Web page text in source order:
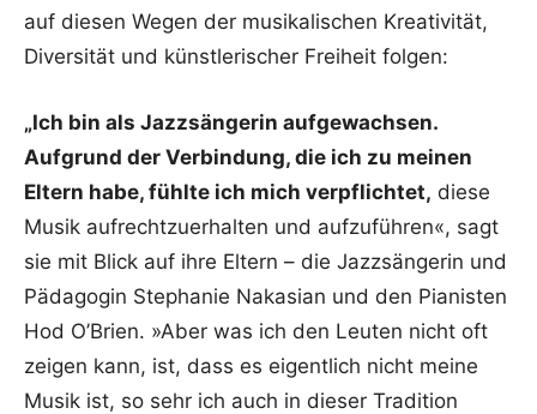
auf diesen Wegen der musikalischen Kreativität,
Diversität und künstlerischer Freiheit folgen:
„Ich bin als Jazzsängerin aufgewachsen.
Aufgrund der Verbindung, die ich zu meinen
Eltern habe, fühlte ich mich verpflichtet, diese
Musik aufrechtzuerhalten und aufzuführen«, sagt
sie mit Blick auf ihre Eltern – die Jazzsängerin und
Pädagogin Stephanie Nakasian und den Pianisten
Hod O’Brien. »Aber was ich den Leuten nicht oft
zeigen kann, ist, dass es eigentlich nicht meine
Musik ist, so sehr ich auch in dieser Tradition